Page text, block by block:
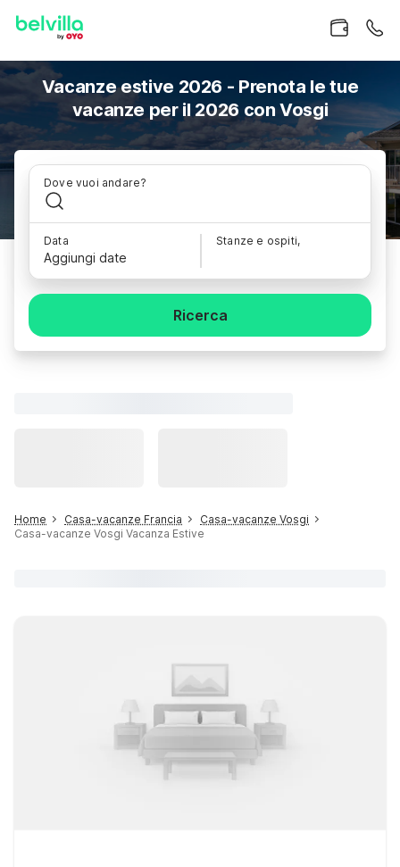
Vacanze estive 2026 - Prenota le tue
vacanze per il 2026 con Vosgi
Dove vuoi andare?
Data
Aggiungi date
Stanze e ospiti,
Ricerca
Home Casa-vacanze Francia
Casa-vacanze Vosgi
Casa-vacanze Vosgi Vacanza Estive